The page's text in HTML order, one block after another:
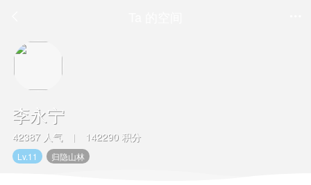
李永宁
42387 人气 | 142290 积分
Lv.11 归隐山林